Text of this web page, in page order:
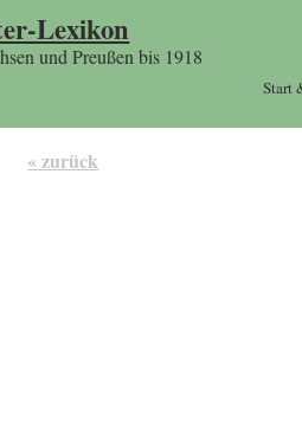
Lexikon
und Preußen bis 1918
Start
« zurück